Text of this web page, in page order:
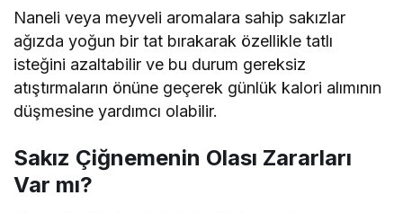
Naneli veya meyveli aromalara sahip sakızlar
ağızda yoğun bir tat bırakarak özellikle tatlı
isteğini azaltabilir ve bu durum gereksiz
atıştırmaların önüne geçerek günlük kalori alımının
düşmesine yardımcı olabilir.
Sakız Çiğnemenin Olası Zararları
Var mı?